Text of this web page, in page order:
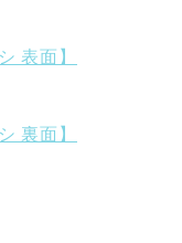
表面】
裏面】